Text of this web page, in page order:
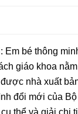
Em bé thông
giáo khoa
nhà xuất
đổi mới của
thể và giải chi